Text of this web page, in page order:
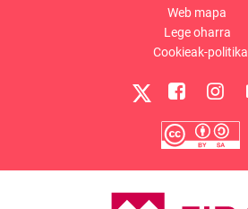
Web mapa
Lege oharra
Cookieak-politika